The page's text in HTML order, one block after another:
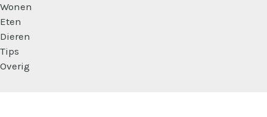
Wonen
Eten
Dieren
Tips
Overig